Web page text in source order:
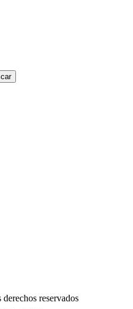
reservados